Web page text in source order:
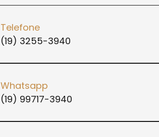
Telefone
(19) 3255-3940
Whatsapp
(19) 99717-3940